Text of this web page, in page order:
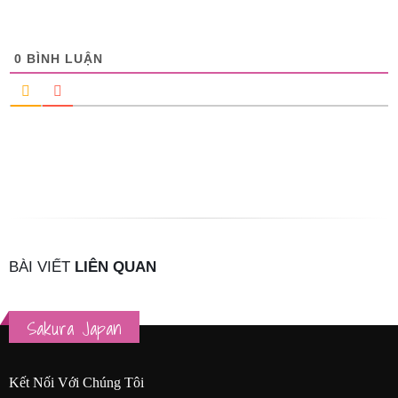
0 BÌNH LUẬN
BÀI VIẾT LIÊN QUAN
Sakura Japan
Kết Nối Với Chúng Tôi